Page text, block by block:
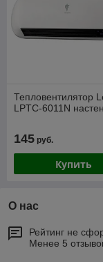
Тепловентилятор
LPTC-6011N
145 руб.
Купить
О нас
Рейтинг не
Менее 5